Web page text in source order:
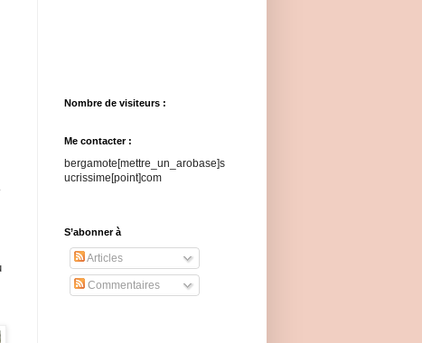
Nombre de visiteurs :
Me contacter :
bergamote[mettre_un_arobase]s
ucrissime[point]com
S’abonner à
Articles
Commentaires